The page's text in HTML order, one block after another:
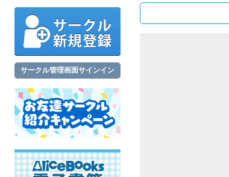
サークル管理画面サインイン